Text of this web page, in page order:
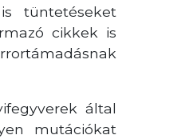
tüntetéseket
cikkek is
által
mutációkat